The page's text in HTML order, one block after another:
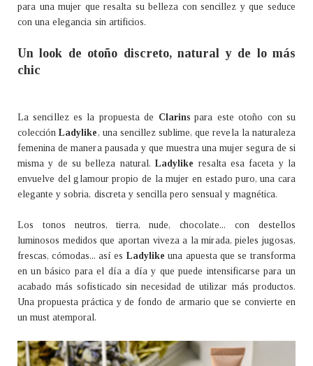
para una mujer que resalta su belleza con sencillez y que seduce
con una elegancia sin artificios.
Un look de otoño discreto, natural y de lo más
chic
La sencillez es la propuesta de Clarinspara este otoño con su
colecciónLadylike , una sencillez sublime, que revela la naturaleza
femenina de manera pausada y que muestra una mujer segura de si
misma y de su belleza natural.Ladylike resalta esa faceta y la
envuelve del glamour propio de la mujer en estado puro, una cara
elegante y sobria, discreta y sencilla pero sensual y magnética.
Los tonos neutros, tierra, nude, chocolate... con destellos
luminosos medidos que aportan viveza a la mirada, pieles jugosas,
frescas, cómodas... así es Ladylike una apuesta que se transforma
en un básico para el día a día y que puede intensificarse para un
acabado más sofisticado sin necesidad de utilizar más productos.
Una propuesta práctica y de fondo de armario que se convierte en
un must atemporal.